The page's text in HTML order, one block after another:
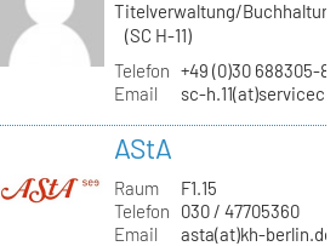
Titelverwaltung/
(SC H-11)
Telefon +49 (0)30 688305-
Email
sc-
AStA
Raum
F1.15
Telefon
030 / 47705360
Email
asta(at)kh-berlin.de